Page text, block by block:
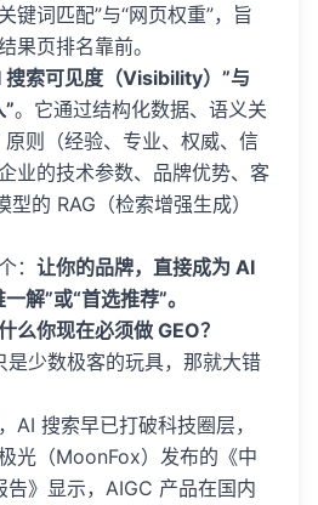
键词匹配”与“网页权重”，旨
果页排名靠前。
搜索可见度（Visibility）”与
。它通过结构化数据、语义关
则（经验、专业、权威、信
业的技术参数、品牌优势、客
型的 RAG（检索增强生成）
： 让你的品牌，直接成为 AI
解”或“首选推荐”。
么你现在必须做 GEO？
少数极客的玩具，那就大错
AI 搜索早已打破科技圈层，
光（MoonFox）发布的《中
》显示，AIGC 产品在国内